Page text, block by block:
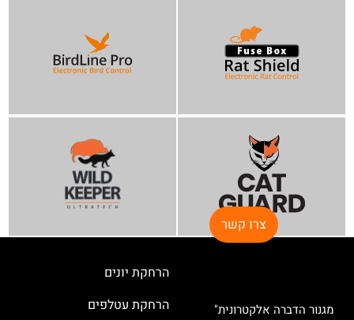
צרו קשר
מגנור הדברה אלקטרונית"
הרחקת יונים
הרחקת עטלפים